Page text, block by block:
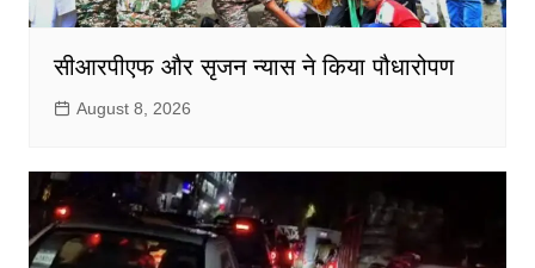
सीआरपीएफ और सृजन न्यास ने किया पौधारोपण
August 8, 2026